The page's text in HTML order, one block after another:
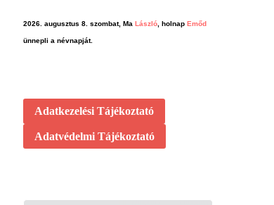
2026. augusztus 8. szombat, Ma László, holnapEmőd
ünnepli a névnapját.
Adatkezelési Tájékoztató
Adatvédelmi Tájékoztató